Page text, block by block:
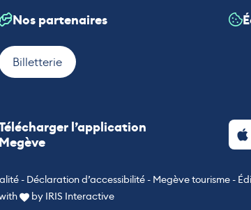
Nos partenaires
Billetterie
l’application
Megève
- Déclaration d’accessibilité - Megève tourisme -
by IRIS Interactive